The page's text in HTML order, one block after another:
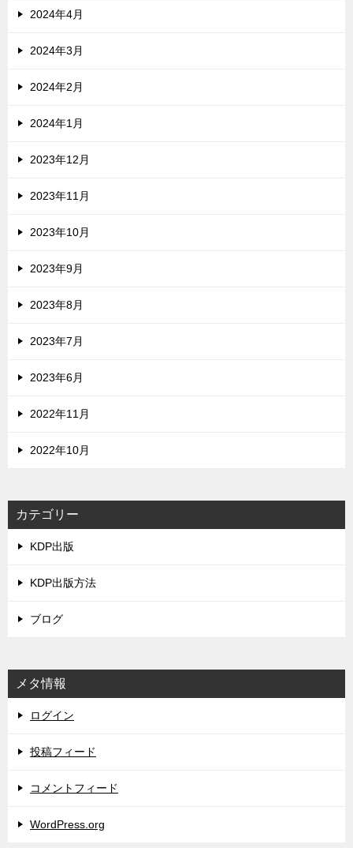
2024年4月
2024年3月
2024年2月
2024年1月
2023年12月
2023年11月
2023年10月
2023年9月
2023年8月
2023年7月
2023年6月
2022年11月
2022年10月
カテゴリー
KDP出版
KDP出版方法
ブログ
メタ情報
ログイン
投稿フィード
コメントフィード
WordPress.org